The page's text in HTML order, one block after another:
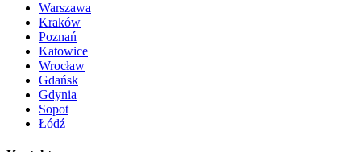
Warszawa
Kraków
Poznań
Katowice
Wrocław
Gdańsk
Gdynia
Sopot
Łódź